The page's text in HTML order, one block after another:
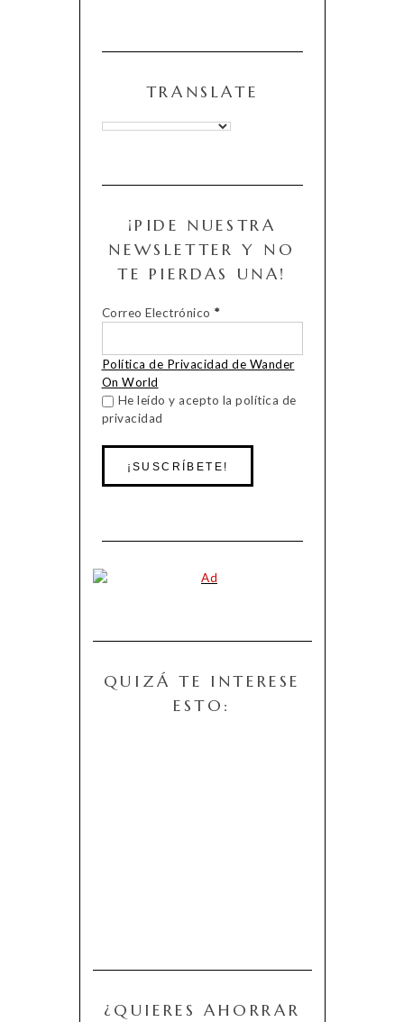
TRANSLATE
¡PIDE NUESTRA
NEWSLETTER Y NO
TE PIERDAS UNA!
Correo Electrónico *
Política de Privacidad de Wander
On World
He leído y acepto la política de
privacidad
QUIZÁ TE INTERESE
ESTO:
¿QUIERES AHORRAR